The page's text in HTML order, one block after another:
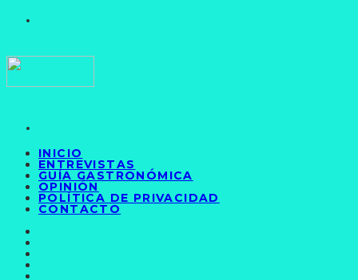
INICIO
ENTREVISTAS
GUÍA GASTRONÓMICA
OPINIÓN
POLÍTICA DE PRIVACIDAD
CONTACTO